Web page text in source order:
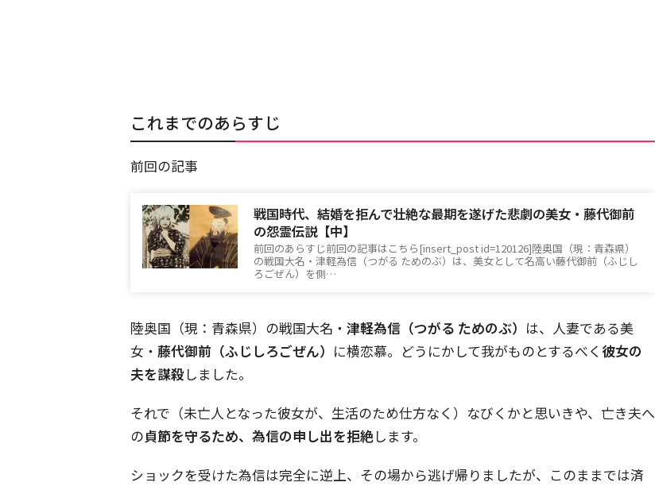
これまでのあらすじ
前回の記事
戦国時代、結婚を拒んで壮絶な最期を遂げた悲劇の美女・藤代御前
の怨霊伝説【中】
前回のあらすじ前回の記事はこちら[insert_post id=120126]陸奥国（現：青森県）
の戦国大名・津軽為信（つがる ためのぶ）は、美女として名高い藤代御前（ふじし
ろごぜん）を側…
陸奥国（現：青森県）の戦国大名・ 津軽為信（つがる ためのぶ） は、人妻である美
女・ 藤代御前（ふじしろごぜん） に横恋慕。どうにかして我がものとするべく 彼女の
夫を謀殺しました。
それで（未亡人となった彼女が、生活のため仕方なく）なびくかと思いきや、亡き夫へ
の貞節を守るため、為信の申し出を拒絶します。
ショックを受けた為信は完全に逆上、その場から逃げ帰りましたが、このままでは済